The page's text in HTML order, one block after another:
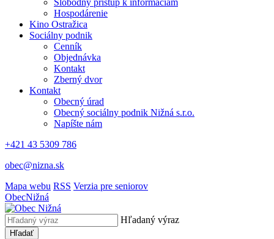
Slobodný prístup k informáciám
Hospodárenie
Kino Ostražica
Sociálny podnik
Cenník
Objednávka
Kontakt
Zberný dvor
Kontakt
Obecný úrad
Obecný sociálny podnik Nižná s.r.o.
Napíšte nám
+421 43 5309 786
obec@nizna.sk
Mapa webu RSS Verzia pre seniorov
ObecNižná
Hľadaný výraz
Hľadať